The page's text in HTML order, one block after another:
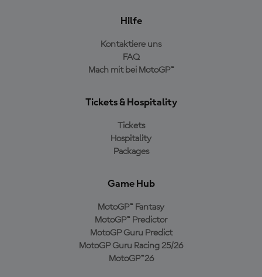
Hilfe
Kontaktiere uns
FAQ
Mach mit bei MotoGP™
Tickets & Hospitality
Tickets
Hospitality
Packages
Game Hub
MotoGP™ Fantasy
MotoGP™ Predictor
MotoGP Guru Predict
MotoGP Guru Racing 25/26
MotoGP™26